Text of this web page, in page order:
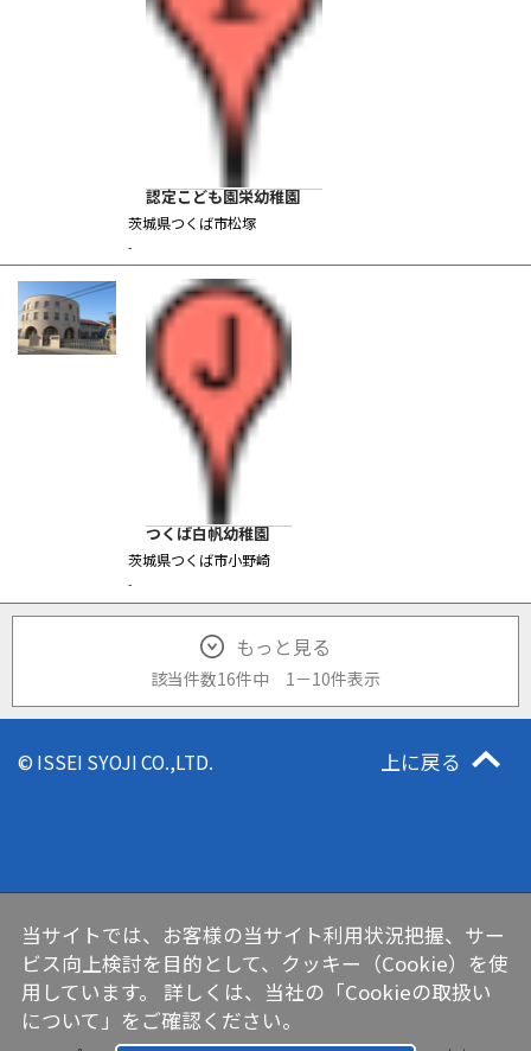
認定こども園栄幼稚園
茨城県つくば市松塚
-
つくば白帆幼稚園
茨城県つくば市小野崎
-
もっと見る
該当件数16件中 1 －10件表示
© ISSEI SYOJI CO.,LTD. 上に戻る
当サイトでは、お客様の当サイト利用状況把握、サー
ビス向上検討を目的として、クッキー（Cookie）を使
用しています。 詳しくは、当社の 「Cookieの取扱い
について」 をご確認ください。